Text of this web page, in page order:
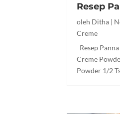
Resep
oleh Ditha |
Creme
Resep
Creme
Powder 1/2